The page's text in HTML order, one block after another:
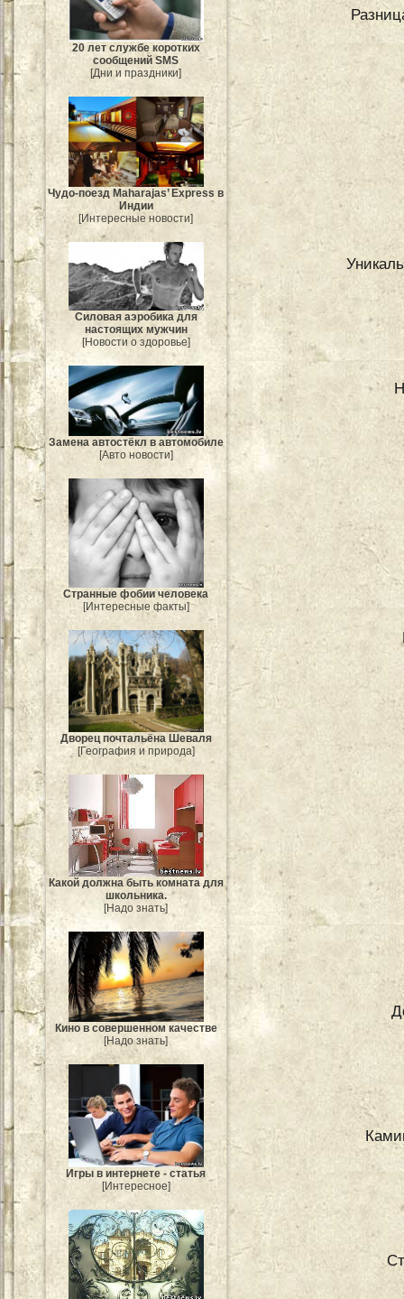
20 лет службе коротких
сообщений SMS
[Дни и праздники]
Чудо-поезд Maharajas’ Express в
Индии
[Интересные новости]
Силовая аэробика для
настоящих мужчин
[Новости о здоровье]
Замена автостёкл в автомобиле
[Авто новости]
Странные фобии человека
[Интересные факты]
Дворец почтальёна Шеваля
[География и природа]
Какой должна быть комната для
школьника.
[Надо знать]
Кино в совершенном качестве
[Надо знать]
Игры в интернете - статья
[Интересное]